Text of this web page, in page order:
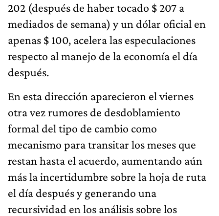
202 (después de haber tocado $ 207 a
mediados de semana) y un dólar oficial en
apenas $ 100, acelera las especulaciones
respecto al manejo de la economía el día
después.
En esta dirección aparecieron el viernes
otra vez rumores de desdoblamiento
formal del tipo de cambio como
mecanismo para transitar los meses que
restan hasta el acuerdo, aumentando aún
más la incertidumbre sobre la hoja de ruta
el día después y generando una
recursividad en los análisis sobre los